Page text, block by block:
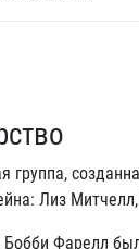
группа,
Лиз
Бобби Фарелл